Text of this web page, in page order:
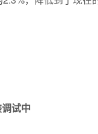
试中